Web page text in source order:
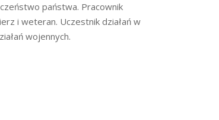
państwa. Pracownik
i weteran. Uczestnik działań w
wojennych.